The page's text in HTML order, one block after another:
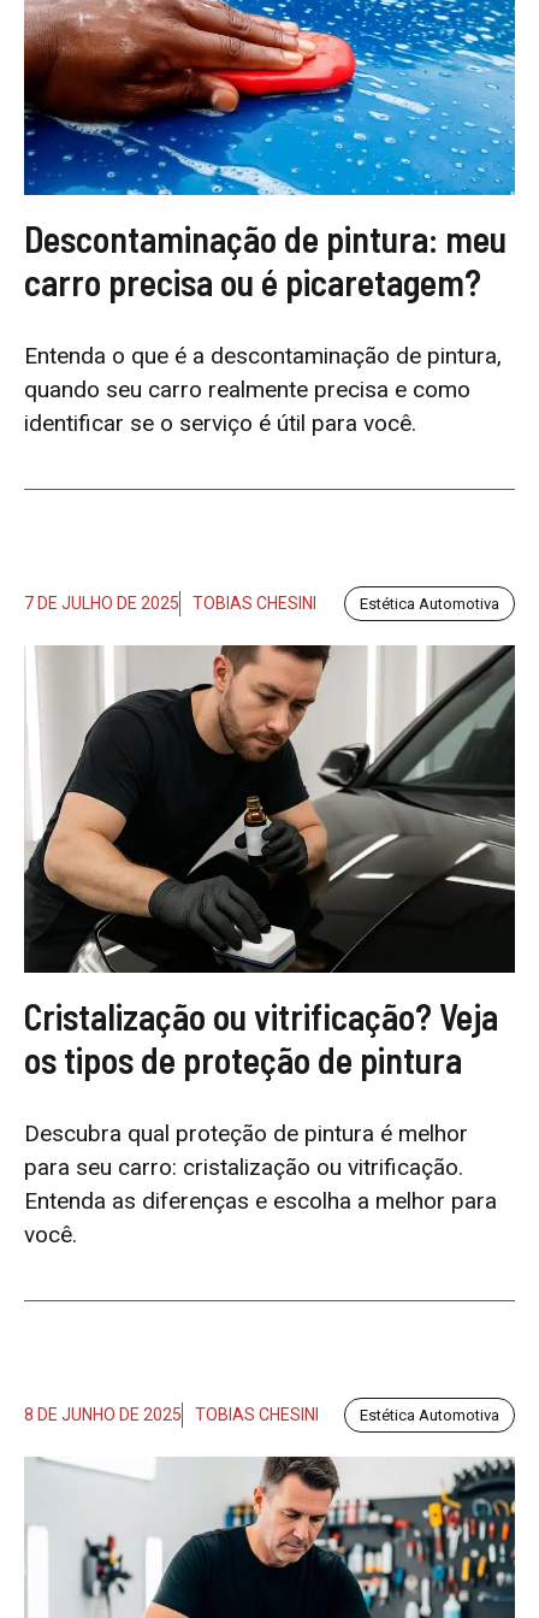
Descontaminação de pintura: meu
carro precisa ou é picaretagem?
Entenda o que é a descontaminação de pintura,
quando seu carro realmente precisa e como
identificar se o serviço é útil para você.
7 DE JULHO DE 2025 TOBIAS CHESINI Estética Automotiva
Cristalização ou vitrificação? Veja
os tipos de proteção de pintura
Descubra qual proteção de pintura é melhor
para seu carro: cristalização ou vitrificação.
Entenda as diferenças e escolha a melhor para
você.
8 DE JUNHO DE 2025 TOBIAS CHESINI Estética Automotiva